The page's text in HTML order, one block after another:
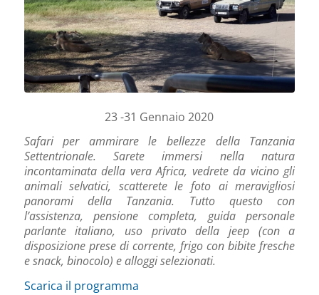
23 -31 Gennaio 2020
Safari per ammirare le bellezze della Tanzania
Settentrionale.Sarete immersi nella natura
incontaminata della vera Africa, vedrete da vicino gli
animali selvatici, scatterete le foto ai meravigliosi
panorami della Tanzania. Tutto questo con
l’assistenza, pensione completa, guida personale
parlante italiano, uso privato della jeep (con a
disposizione prese di corrente, frigo con bibite fresche
e snack, binocolo) e alloggi selezionati.
Scarica il programma